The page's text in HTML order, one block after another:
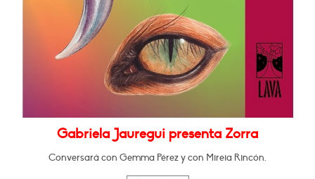
Gabriela Jauregui presenta Zorra
Conversará con Gemma Pérez y con Mireia Rincón.